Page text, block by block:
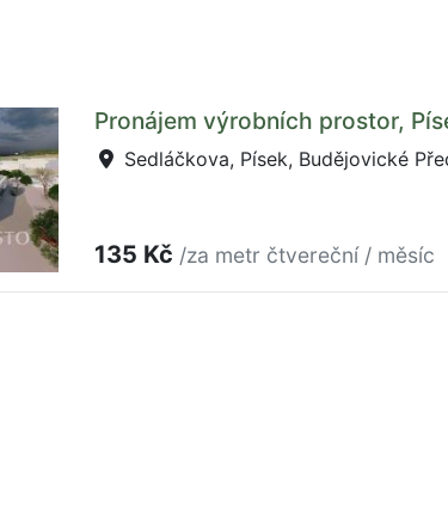
Pronájem výrobních prostor,
Sedláčkova, Písek, Budějovické
135 Kč /za metr čtvereční / měsíc